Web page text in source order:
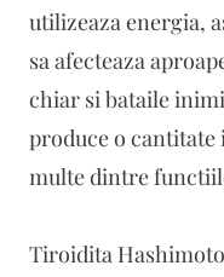
utilizeaza energia,
sa afecteaza
chiar si bataile
produce o
multe dintre
Tiroidita